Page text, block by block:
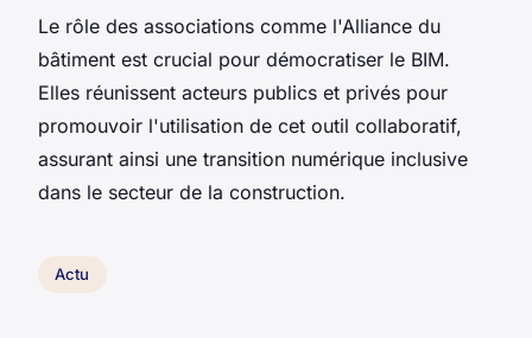
Le rôle des associations comme l'Alliance du
bâtiment est crucial pour démocratiser le BIM.
Elles réunissent acteurs publics et privés pour
promouvoir l'utilisation de cet outil collaboratif,
assurant ainsi une transition numérique inclusive
dans le secteur de la construction.
Actu